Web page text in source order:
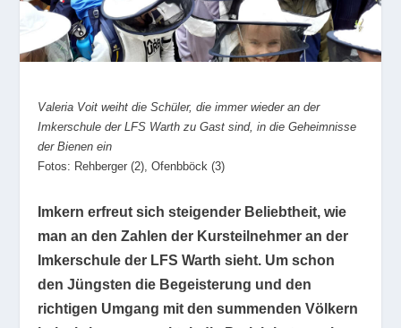
Valeria Voit weiht die Schüler, die immer wieder an der
Imkerschule der LFS Warth zu Gast sind, in die Geheimnisse
der Bienen ein
Fotos: Rehberger (2), Ofenbböck (3)
Imkern erfreut sich steigender Beliebtheit, wie
man an den Zahlen der Kursteilnehmer an der
Imkerschule der LFS Warth sieht. Um schon
den Jüngsten die Begeisterung und den
richtigen Umgang mit den summenden Völkern